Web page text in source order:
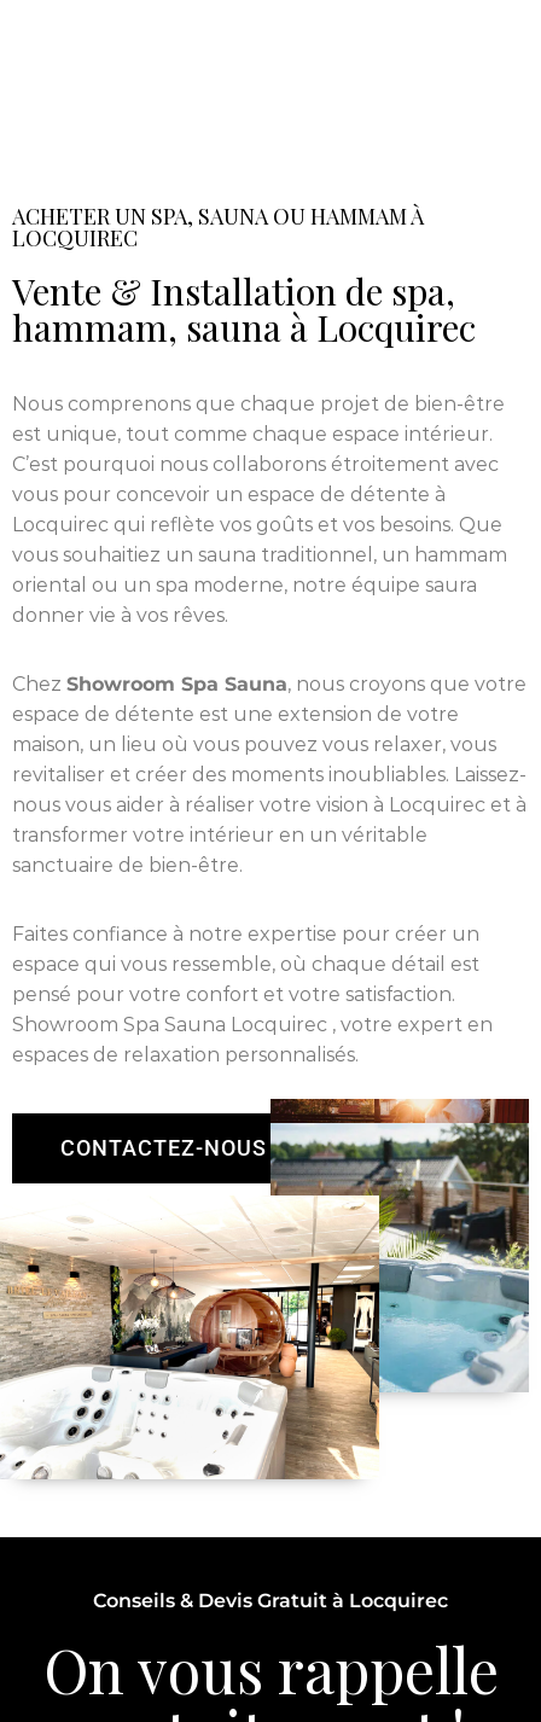
ACHETER UN SPA, SAUNA OU HAMMAM À
LOCQUIREC
Vente & Installation de spa,
hammam, sauna à Locquirec
Nous comprenons que chaque projet de bien-être
est unique, tout comme chaque espace intérieur.
C’est pourquoi nous collaborons étroitement avec
vous pour concevoir un espace de détente à
Locquirec qui reflète vos goûts et vos besoins. Que
vous souhaitiez un sauna traditionnel, un hammam
oriental ou un spa moderne, notre équipe saura
donner vie à vos rêves.
Chez Showroom Spa Sauna, nous croyons que votre
espace de détente est une extension de votre
maison, un lieu où vous pouvez vous relaxer, vous
revitaliser et créer des moments inoubliables. Laissez-
nous vous aider à réaliser votre vision à Locquirec et à
transformer votre intérieur en un véritable
sanctuaire de bien-être.
Faites confiance à notre expertise pour créer un
espace qui vous ressemble, où chaque détail est
pensé pour votre confort et votre satisfaction.
Showroom Spa Sauna Locquirec , votre expert en
espaces de relaxation personnalisés.
CONTACTEZ-NOUS
Conseils & Devis Gratuit à Locquirec
On vous rappelle